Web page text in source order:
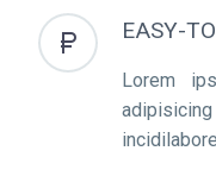

 EASY-
Lorem